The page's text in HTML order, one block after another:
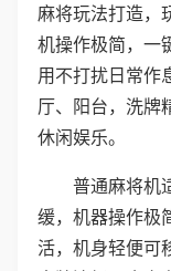
麻将玩法打造，
机操作极简，一
用不打扰日常作
厅、阳台，洗牌
休闲娱乐。
普通麻将机
缓，机器操作极
活，机身轻便可